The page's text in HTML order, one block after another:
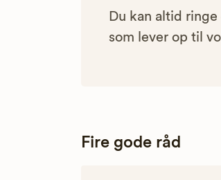
Du kan altid
som lever op til
Fire gode råd